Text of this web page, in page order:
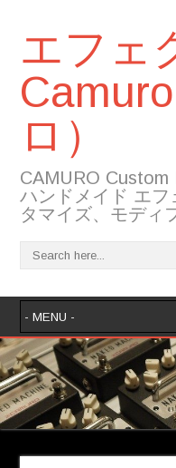
エフェ
ロ）
CAMURO
ハンドメイド エフ
タマイズ、モディ